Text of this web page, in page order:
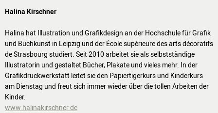
WERKSTÄTTEN /
WERKSTÄTTEN &
KURSE
PROJEKTE
BILDUNGSPAKET
VEREIN
Halina Kirschner
Halina hat Illustration und Grafikdesign an der Hochschule für Grafik
und Buchkunst in Leipzig und der École supérieure des arts décoratifs
de Strasbourg studiert. Seit 2010 arbeitet sie als selbstständige
Illustratorin und gestaltet Bücher, Plakate und vieles mehr. In der
Grafikdruckwerkstatt leitet sie den Papiertigerkurs und Kinderkurs
am Dienstag und freut sich immer wieder über die tollen Arbeiten der
Kinder.
www.halinakirschner.de